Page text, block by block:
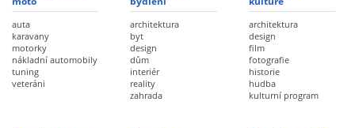
auta
karavany
motorky
nákladní automobily
tuning
veteráni
architektura
byt
design
dům
interiér
reality
zahrada
architektura
design
film
fotografie
historie
hudba
kulturní program